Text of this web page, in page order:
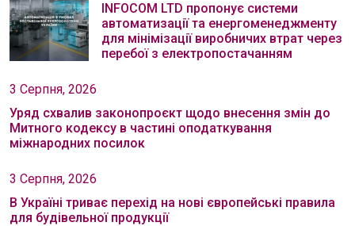
INFOCOM LTD пропонує системи
автоматизації та енергоменеджменту
для мінімізації виробничих втрат через
перебої з електропостачанням
3 Серпня, 2026
Уряд схвалив законопроєкт щодо внесення змін до
Митного кодексу в частині оподаткування
міжнародних посилок
3 Серпня, 2026
В Україні триває перехід на нові європейські правила
для будівельної продукції